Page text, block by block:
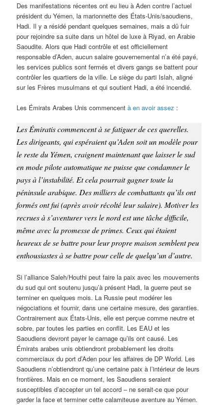
Des manifestations récentes ont eu lieu à Aden contre l’actuel
président du Yémen, la marionnette des États-Unis/saoudiens,
Hadi. Il y a résidé pendant quelques semaines, mais a dû fuir
pour rejoindre sa suite dans un hôtel de luxe à Riyad, en Arabie
Saoudite. Alors que Hadi contrôle et est officiellement
responsable d’Aden, aucun salaire gouvernemental n’a été payé,
les services publics sont fermés et divers gangs se battent pour
contrôler les quartiers de la ville. Le siège du parti Islah, aligné
sur les Frères musulmans et qui soutient Hadi, a été incendié.
Les Émirats Arabes Unis commencentà en avoir assez :
Les Émiratis commencent à se fatiguer de ces querelles.
Les dirigeants, qui espéraient qu’Aden soit un modèle pour
le reste du Yémen, craignent maintenant que laisser le sud
en mode pilote automatique ne puisse que condamner le
pays à l’instabilité. Et cela pourrait gagner toute la
péninsule arabique. Des milliers de combattants qu’ils ont
formés ont fui (après avoir récolté leur salaire). Motiver les
recrues à s’aventurer vers le nord est une tâche difficile,
même avec la promesse de primes. Ceux qui étaient
heureux de se battre pour leur propre maison semblent peu
enthousiastes à se battre pour celle de quelqu’un d’autre.
Si l’alliance Saleh/Houthi peut faire la paix avec les mouvements
du sud qui ont soutenu jusqu’à présent Hadi, la guerre peut se
terminer en quelques mois. La Russie peut modérer les
négociations et fournir, dans une certaine mesure, des garanties.
Contrairement aux États-Unis, elle est perçue comme neutre et
sobre, par toutes les parties en conflit. Les EAU et les
Saoudiens devront payer le carnage qu’ils ont causé. Les
Émirats arabes unis obtiendront probablement les droits
commerciaux du port d’Aden pour les affaires de DP World. Les
Saoudiens n’obtiendront qu’une certaine paix à l’intérieur de leurs
frontières. Mais en ce moment, les Saoudiens seraient
susceptibles d’accepter un tel accord – ne serait-ce que pour
garder la face et terminer cette calamiteuse aventure au Yémen.